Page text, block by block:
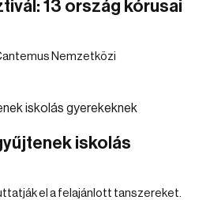
13 ország kórusai
Nemzetközi
iskolás
el a felajánlott tanszereket.